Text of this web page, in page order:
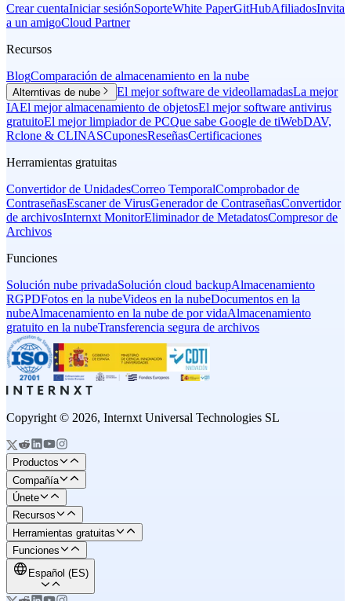
Crear cuentaIniciar sesiónSoporteWhite PaperGitHubAfiliadosInvita
a un amigoCloud Partner
Recursos
BlogComparación de almacenamiento en la nube
Alterntivas de nube El mejor software de videollamadasLa mejor
IAEl mejor almacenamiento de objetosEl mejor software antivirus
gratuitoEl mejor limpiador de PCQue sabe Google de tiWebDAV,
Rclone & CLINASCuponesReseñasCertificaciones
Herramientas gratuitas
Convertidor de UnidadesCorreo TemporalComprobador de
ContraseñasEscaner de VirusGenerador de ContraseñasConvertidor
de archivosInternxt MonitorEliminador de MetadatosCompresor de
Archivos
Funciones
Solución nube privadaSolución cloud backupAlmacenamiento
RGPDFotos en la nubeVideos en la nubeDocumentos en la
nubeAlmacenamiento en la nube de por vidaAlmacenamiento
gratuito en la nubeTransferencia segura de archivos
Copyright © 2026, Internxt Universal Technologies SL
Productos
Compañía
Únete
Recursos
Herramientas gratuitas
Funciones
Español (ES)